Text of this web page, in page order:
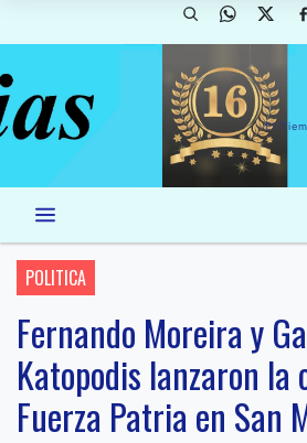
El
POLITICA
Fernando Moreira y
Katopodis lanzaron la
Fuerza Patria en San